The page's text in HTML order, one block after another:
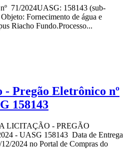
71/2024UASG: 158143 (sub-
Fornecimento de água e
Riacho Fundo.Processo...
- Pregão Eletrônico nº
158143
LICITAÇÃO - PREGÃO
- UASG 158143 Data de Entrega
2024 no Portal de Compras do